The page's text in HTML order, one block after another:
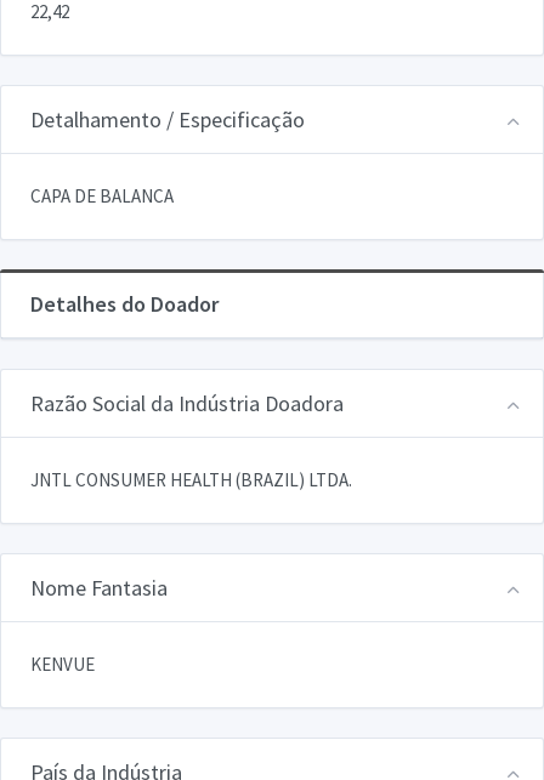
22,42
Detalhamento / Especificação
CAPA DE BALANCA
Detalhes do Doador
Razão Social da Indústria Doadora
JNTL CONSUMER HEALTH (BRAZIL) LTDA.
Nome Fantasia
KENVUE
País da Indústria